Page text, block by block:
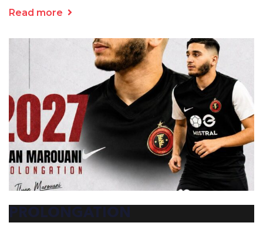
Read more
PROLONGATION